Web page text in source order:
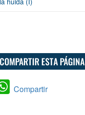
COMPARTIR ESTA PÁGINA
WhatsApp
Compartir